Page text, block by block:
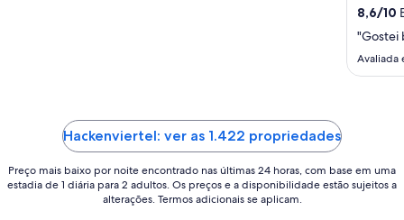
ago.
a
24
de
ago..
8,6/10
"Gostei
Avaliada
Hackenviertel: ver as 1.422 propriedades
Preço mais baixo por noite encontrado nas últimas 24 horas, com base em uma
estadia de 1 diária para 2 adultos. Os preços e a disponibilidade estão sujeitos a
alterações. Termos adicionais se aplicam.